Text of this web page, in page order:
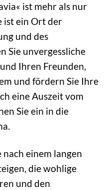
ist mehr als nur
ist ein Ort der
und des
Sie unvergessliche
Ihren Freunden,
und fördern Sie Ihre
eine Auszeit vom
Sie ein in die
nach einem langen
die wohlige
und den